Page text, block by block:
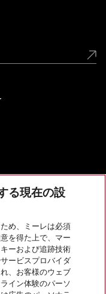
る現在の設
め、ミーレは必須
を得た上で、マー
ーおよび追跡技術
ービスプロバイダ
、お客様のウェブ
イン体験のパーソ